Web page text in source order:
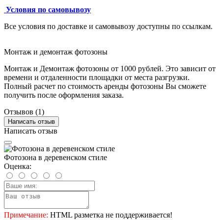
Условия по самовывозу
Все условия по доставке и самовывозу доступны по ссылкам.
Монтаж и демонтаж фотозоны
Монтаж и Демонтаж фотозоны от 1000 рублей. Это зависит от
времени и отдаленности площадки от места разгрузки.
Полный расчет по стоимость аренды фотозоны Вы сможете
получить после оформления заказа.
Отзывов (1)
Написать отзыв
Написать отзыв
Фотозона в деревенском стиле
Оценка:
Примечание: HTML разметка не поддерживается!